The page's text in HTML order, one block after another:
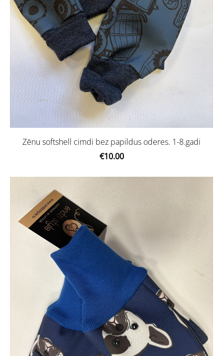
Zēnu softshell cimdi bez papildus oderes. 1-8.gadi
€10.00